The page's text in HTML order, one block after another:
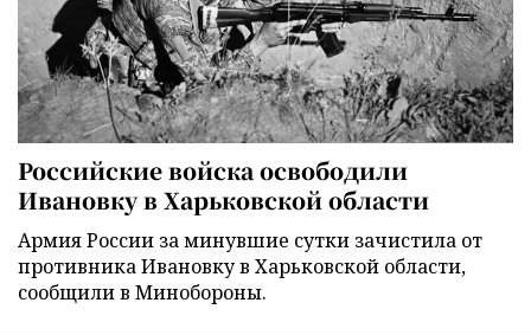
Российские войска освободили
Ивановку в Харьковской области
Армия России за минувшие сутки зачистила от
противника Ивановку в Харьковской области,
сообщили в Минобороны.